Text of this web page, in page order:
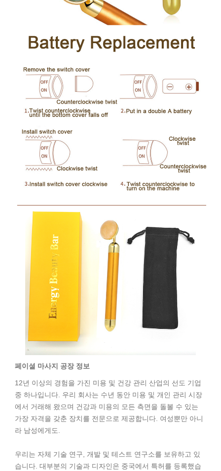
페이셜 마사지 공장 정보
12년 이상의 경험을 가진 미용 및 건강 관리 산업의 선도 기업
중 하나입니다. 우리 회사는 수년 동안 미용 및 개인 관리 시장
에서 거래해 왔으며 건강과 미용의 모든 측면을 돌볼 수 있는
가장 자격을 갖춘 장치를 전문으로 제공합니다. 여성뿐만 아니
라 남성에게도.
우리는 자체 기술 연구, 개발 및 테스트 연구소를 보유하고 있
습니다. 대부분의 기술과 디자인은 중국에서 특허를 등록했습